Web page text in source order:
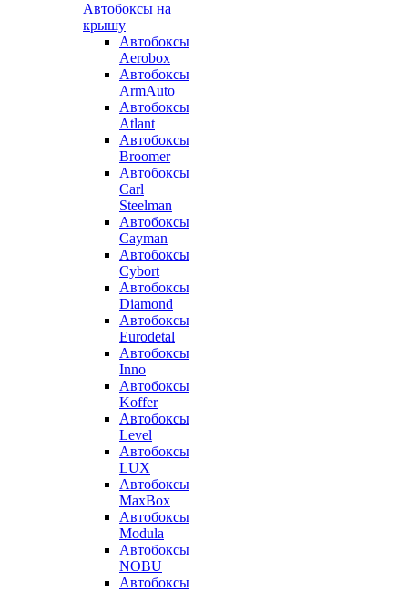
Автобоксы на
крышу
Автобоксы
Aerobox
Автобоксы
ArmAuto
Автобоксы
Atlant
Автобоксы
Broomer
Автобоксы
Carl
Steelman
Автобоксы
Cayman
Автобоксы
Cybort
Автобоксы
Diamond
Автобоксы
Eurodetal
Автобоксы
Inno
Автобоксы
Koffer
Автобоксы
Level
Автобоксы
LUX
Автобоксы
MaxBox
Автобоксы
Modula
Автобоксы
NOBU
Автобоксы